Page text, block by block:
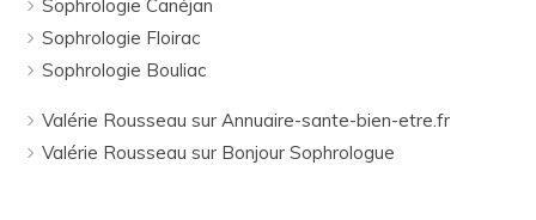
Sophrologie Canéjan
Sophrologie Floirac
Sophrologie Bouliac
Valérie Rousseau sur Annuaire-sante-bien-etre.fr
Valérie Rousseau sur Bonjour Sophrologue